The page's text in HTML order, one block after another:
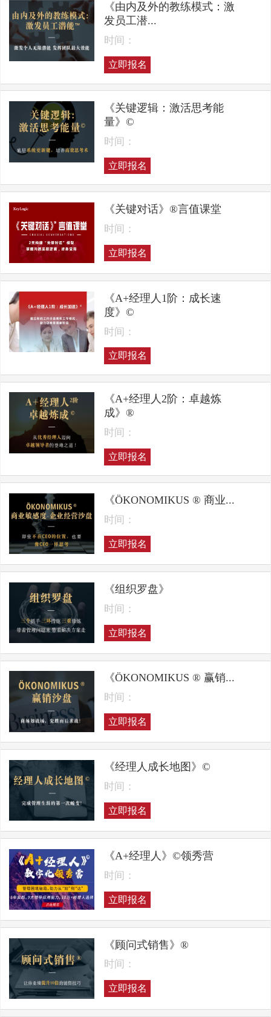
《由内及外的教练模式：激
发员工潜...
时间：
立即报名
《关键逻辑：激活思考能
量》©
时间：
立即报名
《关键对话》®言值课堂
时间：
立即报名
《A+经理人1阶：成长速
度》©
时间：
立即报名
《A+经理人2阶：卓越炼
成》®
时间：
立即报名
《ÖKONOMIKUS ® 商业...
时间：
立即报名
《组织罗盘》
时间：
立即报名
《ÖKONOMIKUS ® 赢销...
时间：
立即报名
《经理人成长地图》©
时间：
立即报名
《A+经理人》©领秀营
时间：
立即报名
《顾问式销售》®
时间：
立即报名